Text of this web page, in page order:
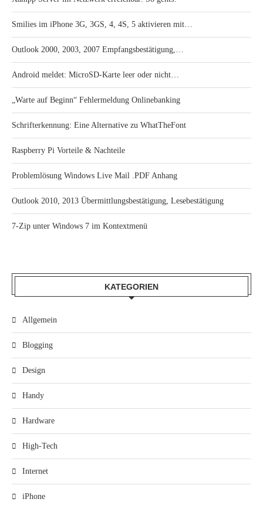
Smilies im iPhone 3G, 3GS, 4, 4S, 5 aktivieren mit…
Outlook 2000, 2003, 2007 Empfangsbestätigung,…
Android meldet: MicroSD-Karte leer oder nicht…
„Warte auf Beginn“ Fehlermeldung Onlinebanking
Schrifterkennung: Eine Alternative zu WhatTheFont
Raspberry Pi Vorteile & Nachteile
Problemlösung Windows Live Mail .PDF Anhang
Outlook 2010, 2013 Übermittlungsbestätigung, Lesebestätigung
7-Zip unter Windows 7 im Kontextmenü
KATEGORIEN
Allgemein
Blogging
Design
Handy
Hardware
High-Tech
Internet
iPhone